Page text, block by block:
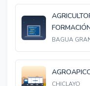
BAGUA
CHICLAYO